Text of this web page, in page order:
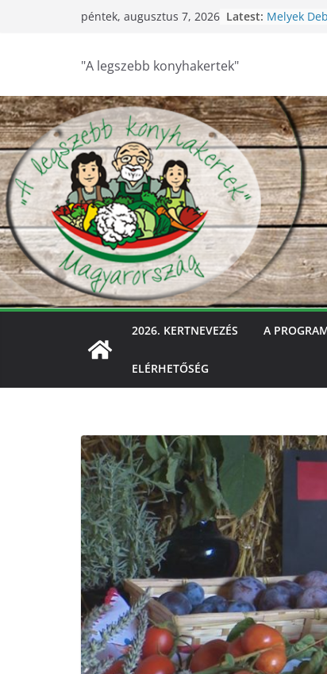
péntek, augusztus 7, 2026 Latest: Melyek
nógrádi
nevelik a
Keresik
Debrecen
Debrecen
keresik –
"A legszebb konyhakertek"
2026. KERTNEVEZÉS A
ELÉRHETŐSÉG